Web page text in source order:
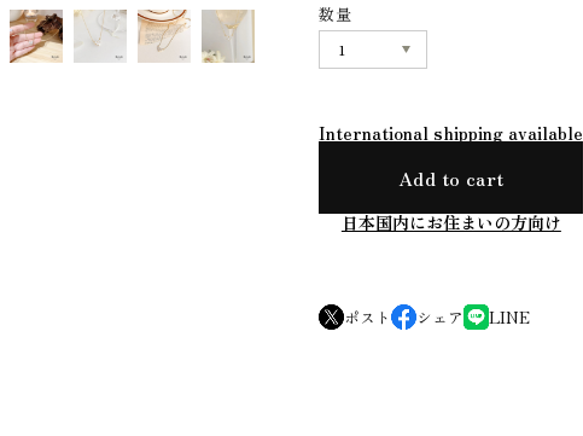
数量
International shipping available
Add to cart
日本国内にお住まいの方向け
ポスト シェア LINE